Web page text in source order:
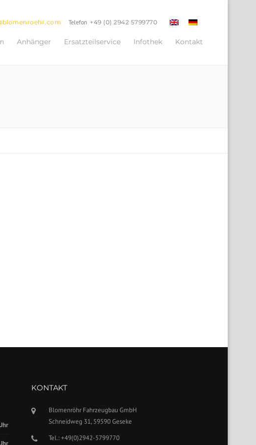
Telefon +49 (0) 2942 5799770
Anhänger Ersatzteilservice Infothek Kontakt
KONTAKT
Blomenröhr Fahrzeugbau GmbH
Schneidweg 31, 59590 Geseke
Tel.: +49(0)2942-5799770